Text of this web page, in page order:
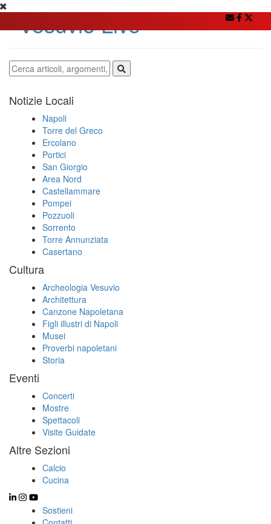
Notizie Locali
Napoli
Torre del Greco
Ercolano
Portici
San Giorgio
Area Nord
Castellammare
Pompei
Pozzuoli
Sorrento
Torre Annunziata
Casertano
Cultura
Archeologia Vesuvio
Architettura
Canzone Napoletana
Figli illustri di Napoli
Musei
Proverbi napoletani
Storia
Eventi
Concerti
Mostre
Spettacoli
Visite Guidate
Altre Sezioni
Calcio
Cucina
Sostieni